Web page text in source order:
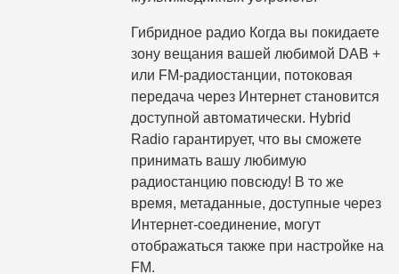
Гибридное радио Когда вы покидаете
зону вещания вашей любимой DAB +
или FM-радиостанции, потоковая
передача через Интернет становится
доступной автоматически. Hybrid
Radio гарантирует, что вы сможете
принимать вашу любимую
радиостанцию повсюду! В то же
время, метаданные, доступные через
Интернет-соединение, могут
отображаться также при настройке на
FM.